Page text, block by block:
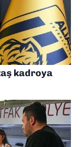
kadroya